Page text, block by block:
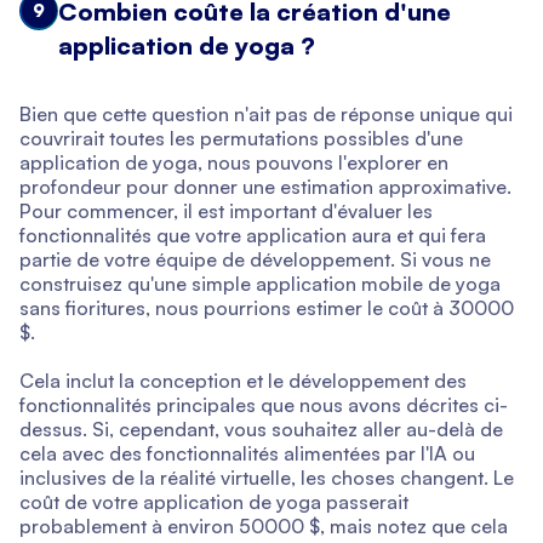
9
Combien coûte la création d'une
application de yoga ?
Bien que cette question n'ait pas de réponse unique qui
couvrirait toutes les permutations possibles d'une
application de yoga, nous pouvons l'explorer en
profondeur pour donner une estimation approximative.
Pour commencer, il est important d'évaluer les
fonctionnalités que votre application aura et qui fera
partie de votre équipe de développement. Si vous ne
construisez qu'une simple application mobile de yoga
sans fioritures, nous pourrions estimer le coût à 30000
$.
Cela inclut la conception et le développement des
fonctionnalités principales que nous avons décrites ci-
dessus. Si, cependant, vous souhaitez aller au-delà de
cela avec des fonctionnalités alimentées par l'IA ou
inclusives de la réalité virtuelle, les choses changent. Le
coût de votre application de yoga passerait
probablement à environ 50000 $, mais notez que cela